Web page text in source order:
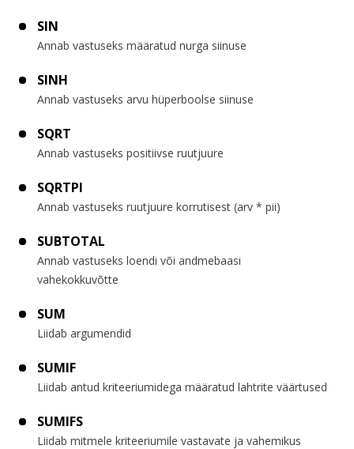
SIN
Annab vastuseks määratud nurga siinuse
SINH
Annab vastuseks arvu hüperboolse siinuse
SQRT
Annab vastuseks positiivse ruutjuure
SQRTPI
Annab vastuseks ruutjuure korrutisest (arv * pii)
SUBTOTAL
Annab vastuseks loendi või andmebaasi
vahekokkuvõtte
SUM
Liidab argumendid
SUMIF
Liidab antud kriteeriumidega määratud lahtrite väärtused
SUMIFS
Liidab mitmele kriteeriumile vastavate ja vahemikus